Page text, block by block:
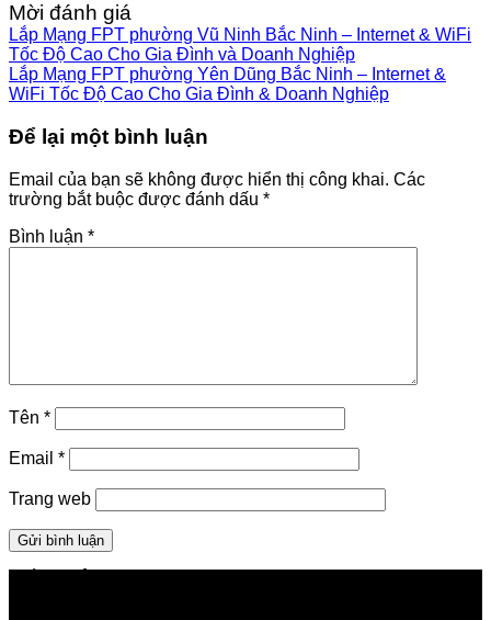
Mời đánh giá
Lắp Mạng FPT phường Vũ Ninh Bắc Ninh – Internet & WiFi
Tốc Độ Cao Cho Gia Đình và Doanh Nghiệp
Lắp Mạng FPT phường Yên Dũng Bắc Ninh – Internet &
WiFi Tốc Độ Cao Cho Gia Đình & Doanh Nghiệp
Để lại một bình luận
Email của bạn sẽ không được hiển thị công khai. Các
trường bắt buộc được đánh dấu *
Bình luận *
Tên *
Email *
Trang web